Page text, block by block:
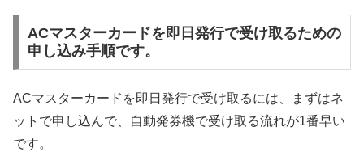
ACマスターカードを即日発行で受け取るための
申し込み手順です。
ACマスターカードを即日発行で受け取るには、まずはネ
ットで申し込んで、自動発券機で受け取る流れが1番早い
です。